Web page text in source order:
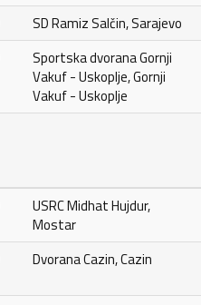
SD Ramiz Salčin, Sarajevo
Sportska dvorana Gornji
Vakuf - Uskoplje, Gornji
Vakuf - Uskoplje
USRC Midhat Hujdur,
Mostar
Dvorana Cazin, Cazin